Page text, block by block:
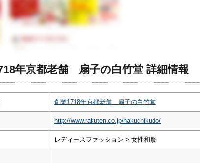
年京都老舗 扇子の白竹堂 詳細情報
創業1718年京都老舗 扇子の白竹堂
http://www.rakuten.co.jp/hakuchikudo/
レディースファッション > 女性和服